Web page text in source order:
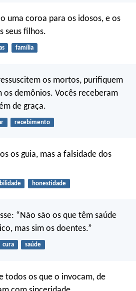
uma coroa para os idosos, e os
seus filhos.
família
os mortos, purifiquem
os demônios. Vocês receberam
de graça.
recebimento
os guia, mas a falsidade dos
honestidade
“Não são os que têm saúde
mas sim os doentes.”
cura saúde
todos os que o invocam, de